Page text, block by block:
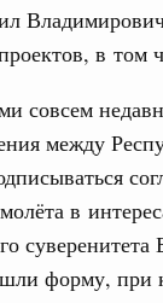
в том
совсем
между
в
форму, при